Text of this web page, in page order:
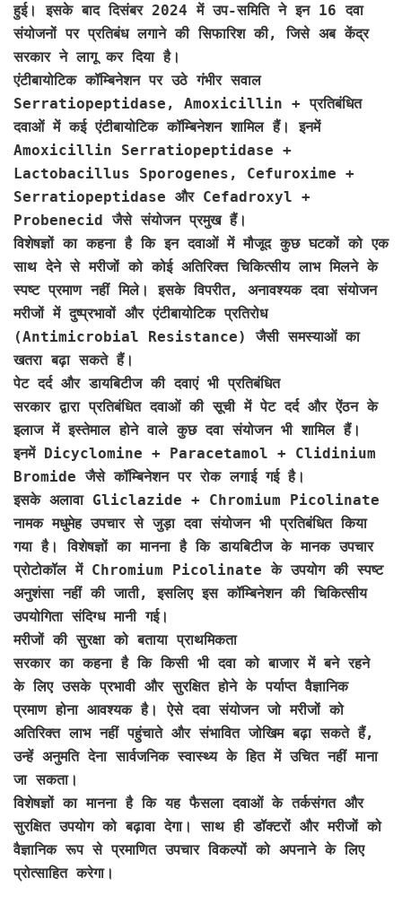
हुई। इसके बाद दिसंबर 2024 में उप-समिति ने इन 16 दवा
संयोजनों पर प्रतिबंध लगाने की सिफारिश की, जिसे अब केंद्र
सरकार ने लागू कर दिया है।
एंटीबायोटिक कॉम्बिनेशन पर उठे गंभीर सवाल
Serratiopeptidase, Amoxicillin + प्रतिबंधित
दवाओं में कई एंटीबायोटिक कॉम्बिनेशन शामिल हैं। इनमें
Amoxicillin Serratiopeptidase +
Lactobacillus Sporogenes, Cefuroxime +
Serratiopeptidase और Cefadroxyl +
Probenecid जैसे संयोजन प्रमुख हैं।
विशेषज्ञों का कहना है कि इन दवाओं में मौजूद कुछ घटकों को एक
साथ देने से मरीजों को कोई अतिरिक्त चिकित्सीय लाभ मिलने के
स्पष्ट प्रमाण नहीं मिले। इसके विपरीत, अनावश्यक दवा संयोजन
मरीजों में दुष्प्रभावों और एंटीबायोटिक प्रतिरोध
(Antimicrobial Resistance) जैसी समस्याओं का
खतरा बढ़ा सकते हैं।
पेट दर्द और डायबिटीज की दवाएं भी प्रतिबंधित
सरकार द्वारा प्रतिबंधित दवाओं की सूची में पेट दर्द और ऐंठन के
इलाज में इस्तेमाल होने वाले कुछ दवा संयोजन भी शामिल हैं।
इनमें Dicyclomine + Paracetamol + Clidinium
Bromide जैसे कॉम्बिनेशन पर रोक लगाई गई है।
इसके अलावा Gliclazide + Chromium Picolinate
नामक मधुमेह उपचार से जुड़ा दवा संयोजन भी प्रतिबंधित किया
गया है। विशेषज्ञों का मानना है कि डायबिटीज के मानक उपचार
प्रोटोकॉल में Chromium Picolinate के उपयोग की स्पष्ट
अनुशंसा नहीं की जाती, इसलिए इस कॉम्बिनेशन की चिकित्सीय
उपयोगिता संदिग्ध मानी गई।
मरीजों की सुरक्षा को बताया प्राथमिकता
सरकार का कहना है कि किसी भी दवा को बाजार में बने रहने
के लिए उसके प्रभावी और सुरक्षित होने के पर्याप्त वैज्ञानिक
प्रमाण होना आवश्यक है। ऐसे दवा संयोजन जो मरीजों को
अतिरिक्त लाभ नहीं पहुंचाते और संभावित जोखिम बढ़ा सकते हैं,
उन्हें अनुमति देना सार्वजनिक स्वास्थ्य के हित में उचित नहीं माना
जा सकता।
विशेषज्ञों का मानना है कि यह फैसला दवाओं के तर्कसंगत और
सुरक्षित उपयोग को बढ़ावा देगा। साथ ही डॉक्टरों और मरीजों को
वैज्ञानिक रूप से प्रमाणित उपचार विकल्पों को अपनाने के लिए
प्रोत्साहित करेगा।